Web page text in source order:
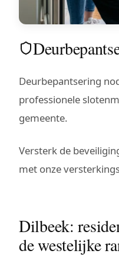
Deurbepantsering
professionele
gemeente.
Versterk de
met onze
Dilbeek:
de westelijke